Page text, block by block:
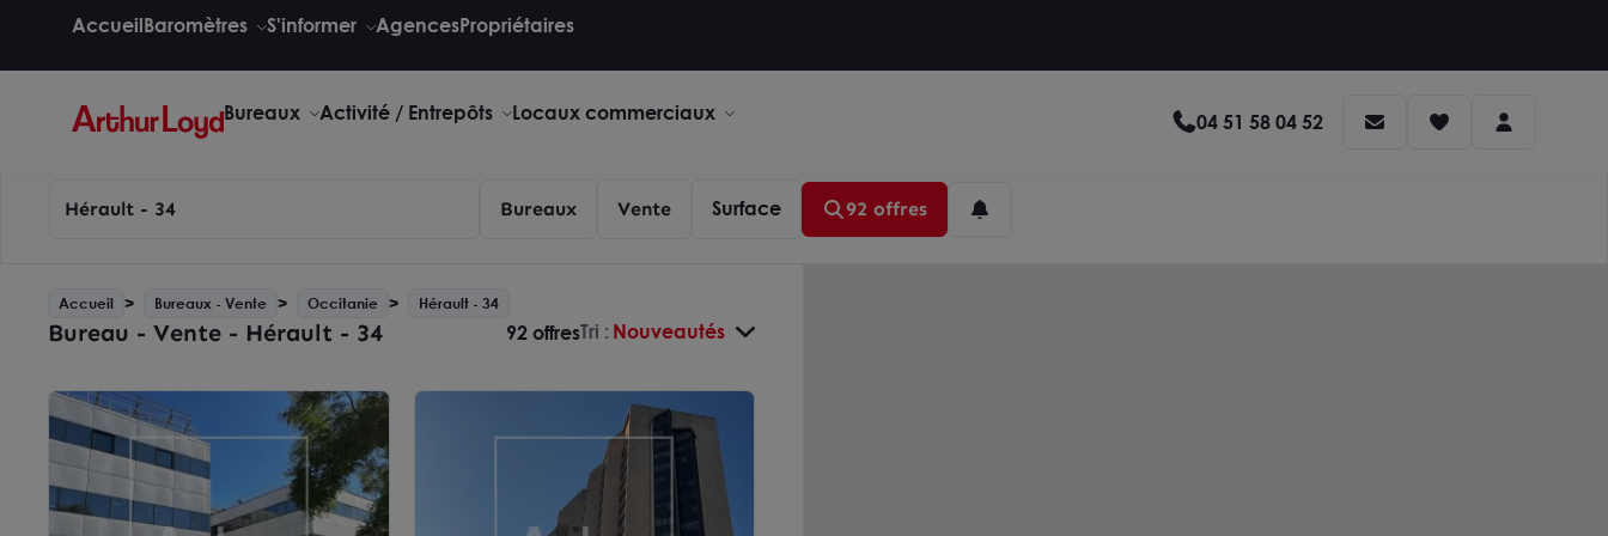
AccueilBaromètres S'informer AgencesPropriétaires
Bureaux Activité / Entrepôts Locaux commerciaux 04 51 58 04 52
Hérault - 34 Bureaux Vente Surface 92 offres
Accueil Bureaux - Vente Occitanie Hérault - 34
Bureau - Vente - Hérault - 34 92 offresTri : Nouveautés